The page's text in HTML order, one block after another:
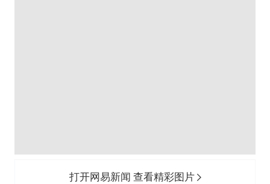
打开网易新闻 查看精彩图片